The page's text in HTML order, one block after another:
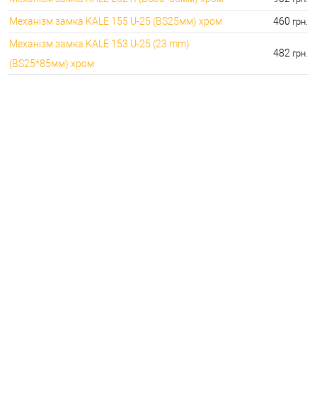
Механізм замка KALE 155 U-25 (BS25мм) хром 460 грн.
Механізм замка KALE 153 U-25 (23 mm)
(BS25*85мм) хром
482 грн.